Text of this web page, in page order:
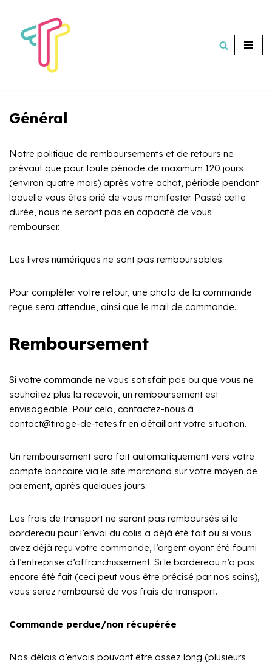
Aller
contenu
Général
Notre politique de remboursements et de retours ne
prévaut que pour toute période de maximum 120 jours
(environ quatre mois) après votre achat, période pendant
laquelle vous êtes prié de vous manifester. Passé cette
durée, nous ne seront pas en capacité de vous
rembourser.
Les livres numériques ne sont pas remboursables.
Pour compléter votre retour, une photo de la commande
reçue sera attendue, ainsi que le mail de commande.
Remboursement
Si votre commande ne vous satisfait pas ou que vous ne
souhaitez plus la recevoir, un remboursement est
envisageable. Pour cela, contactez-nous à
contact@tirage-de-tetes.fr en détaillant votre situation.
Un remboursement sera fait automatiquement vers votre
compte bancaire via le site marchand sur votre moyen de
paiement, après quelques jours.
Les frais de transport ne seront pas remboursés si le
bordereau pour l’envoi du colis a déjà été fait ou si vous
avez déjà reçu votre commande, l’argent ayant été fourni
à l’entreprise d’affranchissement. Si le bordereau n’a pas
encore été fait (ceci peut vous être précisé par nos soins),
vous serez remboursé de vos frais de transport.
Commande perdue/non récupérée
Nos délais d’envois pouvant être assez long (plusieurs